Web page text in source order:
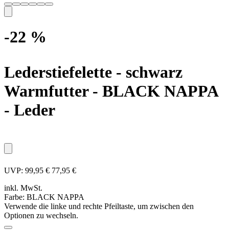
-22 %
Lederstiefelette - schwarz
Warmfutter - BLACK NAPPA
- Leder
UVP: 99,95 € 77,95 €
inkl. MwSt.
Farbe: BLACK NAPPA
Verwende die linke und rechte Pfeiltaste, um zwischen den
Optionen zu wechseln.